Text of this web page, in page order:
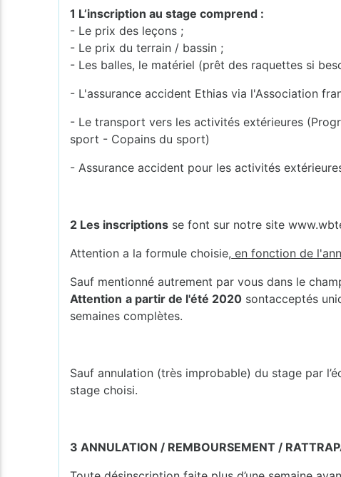
1 L’inscription au stage comprend :
- Le prix des leçons ;
- Le prix du terrain / bassin ;
- Les balles, le matériel (prêt des raquettes si
- L'assurance accident Ethias via l'Association
- Le transport vers les activités extérieures
sport - Copains du sport)
- Assurance accident pour les activités
2 Les inscriptions se font sur notre site
Attention a la formule choisie, en fonction de
Sauf mentionné autrement par vous dans le
Attention a partir de l'été 2020 sontacceptés
semaines complètes.
Sauf annulation (très improbable) du stage par
stage choisi.
3 ANNULATION / REMBOURSEMENT /